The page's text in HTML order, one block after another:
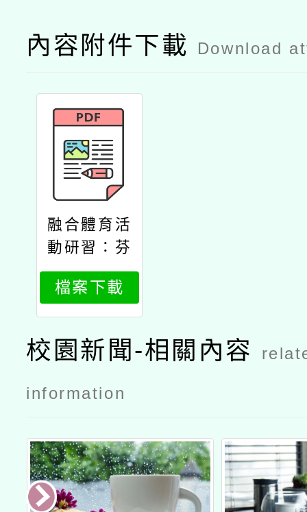
內容附件下載 Download
融合體育活
動研習：芬
蘭木棋初階
運動指導員
研習
檔案下載
校園新聞-相關內容
information